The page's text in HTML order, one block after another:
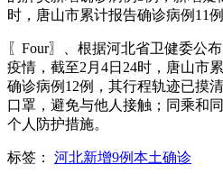
时，唐山市累计报告确诊病例11例
〖Four〗、根据河北省卫健委公
疫情，截至2月4日24时，唐山市
确诊病例12例，其行程轨迹已摸
口罩，避免与他人接触；同乘和
个人防护措施。
标签： 河北新增9例本土确诊